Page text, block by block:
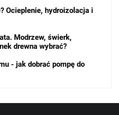
Ocieplenie, hydroizolacja i
Modrzew, świerk,
drewna wybrać?
- jak dobrać pompę do